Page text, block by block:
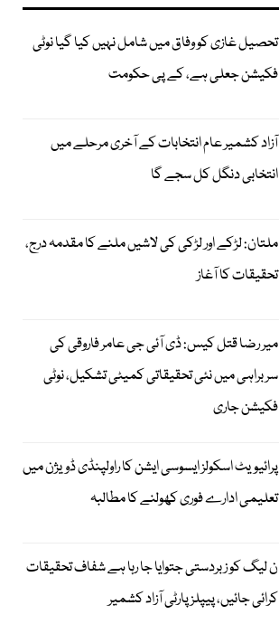
تحصیل غازی کو وفاق میں شامل نہیں کیا گیا نوٹی
فکیشن جعلی ہے، کے پی حکومت
آزاد کشمیر عام انتخابات کے آخری مرحلے میں
انتخابی دنگل کل سجے گا
ملتان: لڑکے اور لڑکی کی لاشیں ملنے کا مقدمہ درج،
تحقیقات کا آغاز
میر رضا قتل کیس: ڈی آئی جی عامر فاروقی کی
سربراہی میں نئی تحقیقاتی کمیٹی تشکیل، نوٹی
فکیشن جاری
پرائیویٹ اسکولز ایسوسی ایشن کا راولپنڈی ڈویژن میں
تعلیمی ادارے فوری کھولنے کا مطالبہ
ن لیگ کو زبردستی جتوایا جا رہا ہے شفاف تحقیقات
کرائی جائیں، پیپلز پارٹی آزاد کشمیر